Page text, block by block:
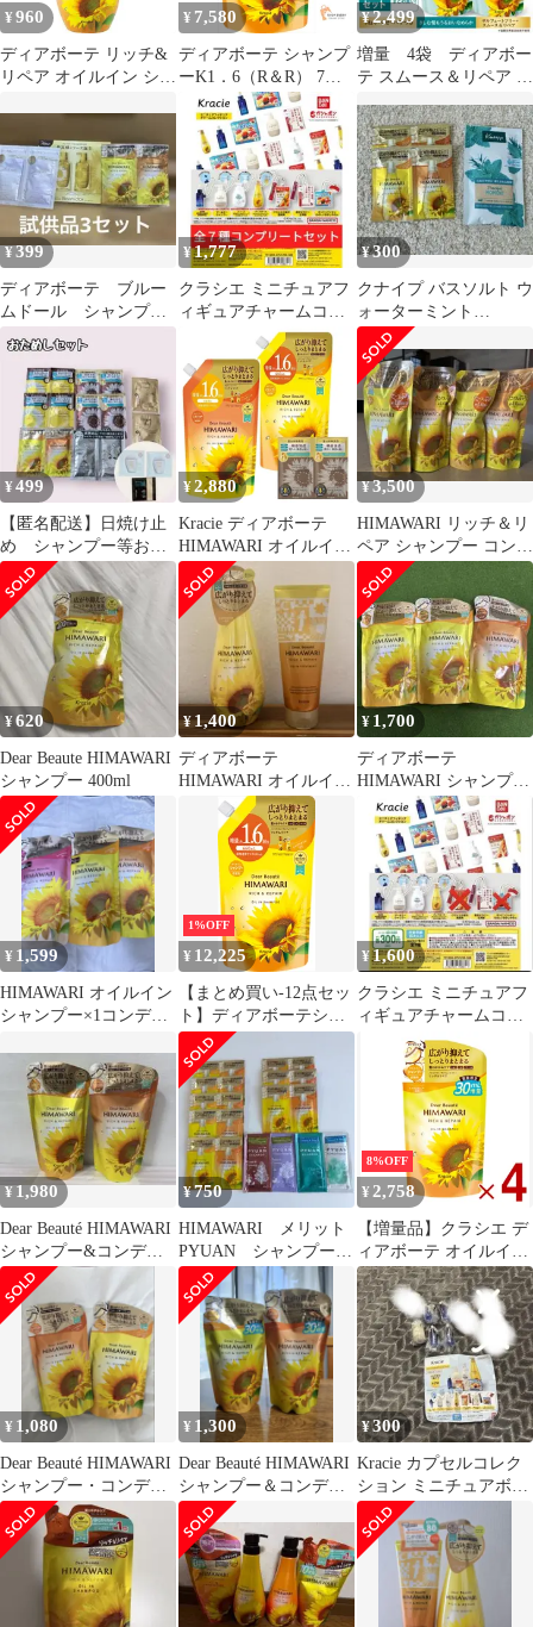
¥ 960
ディアボーテ リッチ&
リペア オイルイン シャ
アミノ酸 ヘアケア うね
り くせ毛 パサつき 湿
気
¥ 7,580
ディアボーテ シャンプ
ーK1．6（R＆R） 7個
セット まとめ売り
¥2,499
増量 4袋 ディアボー
テ スムース＆リペア オ
¥399
ディアボーテ ブルー
ムドール シャンプ
試供品 プリュスオー
¥1,777
クラシエ ミニチュアフ
ィギュアチャームコレ
クション 全７種セット
¥300
クナイプ バスソルト ウ
ォーターミント
HIMAWARI シャンプー
お試し
¥499
【匿名配送】日焼け止
め シャンプー等おた
めしセット
¥2,880
Kracie ディアボーテ
HIMAWARI オイルイン
シャンプー＆コンディ
ショナー リッチ＆リペ
ア 詰替用1.6回分 ブル
ームドール ヘアマスク
トライアルセット
¥3,500
HIMAWARI リッチ＆リ
ペア シャンプー コンデ
ィショナー
¥620
Dear Beaute HIMAWARI
シャンプー 400ml
¥1,400
ディアボーテ
HIMAWARI オイルイン
シャンプー＆トリート
メント
¥ 1,700
ディアボーテ
HIMAWARI シャンプ
ー、コンディショナー
詰替セット
¥ 1,599
HIMAWARI オイルイン
シャンプー×1コンディ
1%OFF
¥ 12,225
【まとめ買い-12点セッ
ト】ディアボーテシャ
ンプーＫ１．６（Ｒ＆
Ｒ）×12点セット
¥1,600
クラシエ ミニチュアフ
ィギュアチャームコレ
クション ５点セット
¥1,980
Dear Beauté HIMAWARI
シャンプー&コンディ
ショナー 2袋
¥750
HIMAWARI メリット
PYUAN シャンプー＆
コンデショナー サン
プルセット
8%OFF
¥ 2,758
【増量品】クラシエ デ
ィアボーテ オイルイン
シャンプー リッチ&リ
ペア つめかえ用 430ml
ヒマワリ 詰め替え つめ
かえ 4個
¥ 1,080
Dear Beauté HIMAWARI
シャンプー・コンディ
ショナー セット
¥ 1,300
Dear Beauté HIMAWARI
シャンプー＆コンディ
ショナー セット
¥300
Kracie カプセルコレク
ション ミニチュアボト
ル まとめ売り